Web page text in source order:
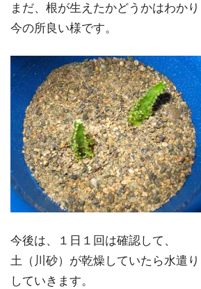
まだ、根が生えたかどうかはわかり
今の所良い様です。
今後は、１日１回は確認して、
土（川砂）が乾燥していたら水遣
していきます。